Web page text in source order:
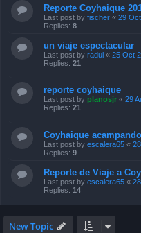
Reporte Coyhaique
Last post by fischer « 29
Replies: 8
un viaje espectacular
Last post by radul « 25 Oct
Replies: 21
reporte coyhaique
Last post by planosjr « 29
Replies: 21
Coyhaique
Last post by escalera65 «
Replies: 9
Reporte de Viaje a
Last post by escalera65 «
Replies: 14
New Topic